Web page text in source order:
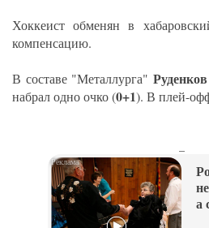
Хоккеист обменян в
компенсацию.
В составе "Металлурга" Руденков
набрал одно очко (0+1). В плей-
а